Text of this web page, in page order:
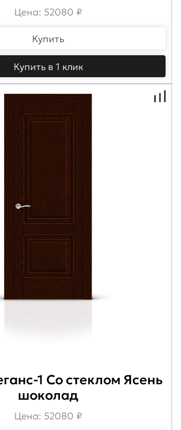
Цена: 52080 ₽
Купить
Купить в 1 клик
1 Со стеклом Ясень
шоколад
Цена: 52080 ₽